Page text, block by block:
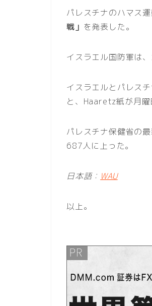
パレスチナのハマス
戦」 を発表した。
イスラエル国防軍は
イスラエルとパレス
と、Haaretz紙が月曜
パレスチナ保健省の
687人に上った。
日本語： WAU
以上。